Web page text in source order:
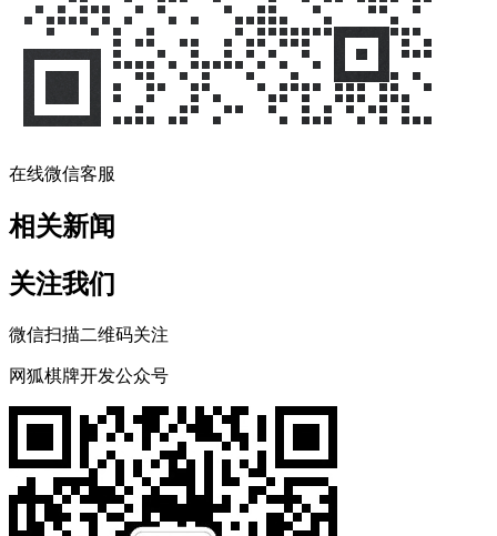
在线微信客服
相关新闻
关注我们
微信扫描二维码关注
网狐棋牌开发公众号